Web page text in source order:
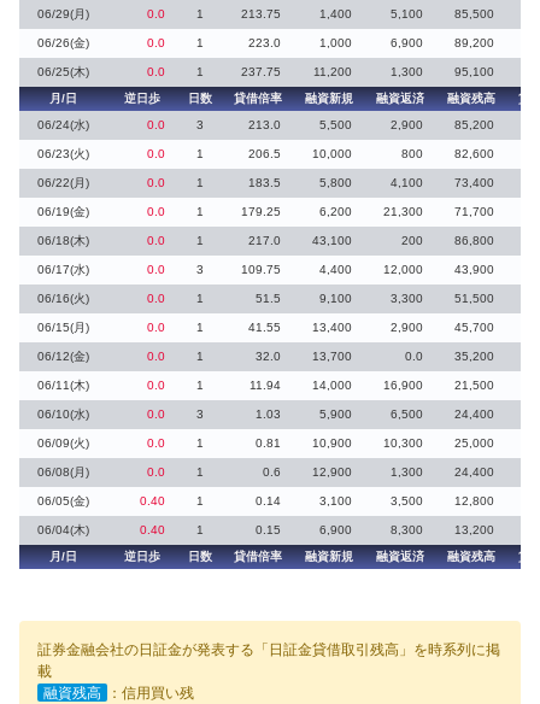
06/29(月) 0.0 1 213.75 1,400 5,100 85,500
06/26(金) 0.0 1 223.0 1,000 6,900 89,200
06/25(木) 0.0 1 237.75 11,200 1,300
95,100
月/日
逆日歩 日数 貸借倍率 融資新規 融資返済 融資残高
貸
06/24(水)
0.0 3 213.0 5,500 2,900 85,200
06/23(火) 0.0 1 206.5 10,000 800 82,600
06/22(月) 0.0 1 183.5 5,800 4,100 73,400
06/19(金) 0.0 1 179.25 6,200 21,300 71,700
06/18(木) 0.0 1 217.0 43,100 200 86,800
06/17(水) 0.0 3 109.75 4,400 12,000 43,900
06/16(火) 0.0 1 51.5 9,100 3,300 51,500
06/15(月) 0.0 1 41.55 13,400 2,900 45,700
06/12(金) 0.0 1 32.0 13,700 0.0 35,200
06/11(木) 0.0 1 11.94 14,000 16,900 21,500
06/10(水) 0.0 3 1.03 5,900 6,500 24,400
06/09(火) 0.0 1 0.81 10,900 10,300 25,000
06/08(月) 0.0 1 0.6 12,900 1,300 24,400
06/05(金) 0.40 1 0.14 3,100 3,500 12,800
06/04(木) 0.40 1 0.15 6,900 8,300 13,200
月/日
逆日歩 日数 貸借倍率 融資新規 融資返済 融資残高 貸
証券金融会社の日証金が発表する「日証金貸借取引残高」を時系列に掲
載
融資残高
：信用買い残